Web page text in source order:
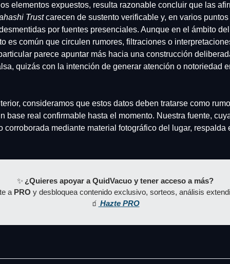
elementos expuestos, resulta razonable concluir que las
Trust carecen de sustento verificable y, en varios
por fuentes presenciales. Aunque en el ámbito del
es común que circulen rumores, filtraciones o
parece apuntar más hacia una construcción
quizás con la intención de generar atención o notoriedad
consideramos que estos datos deben tratarse como
base real confirmable hasta el momento. Nuestra fuente,
corroborada mediante material fotográfico del lugar, respalda
✨ ¿Quieres apoyar a QuidVacuo y tener acceso a más?
a PRO y desbloquea contenido exclusivo, sorteos, análisis
🧃 Hazte PRO